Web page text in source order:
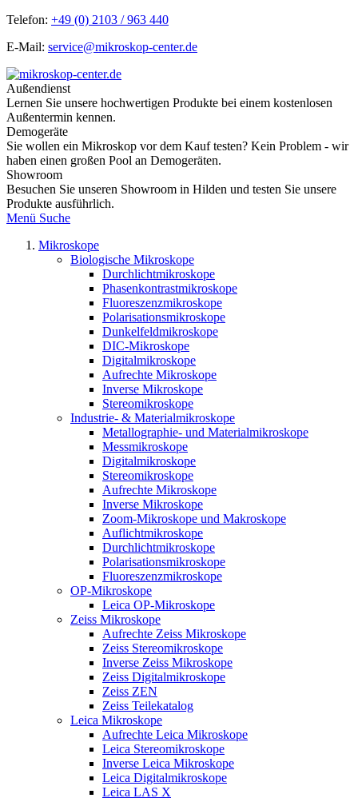
Telefon: +49 (0) 2103 / 963 440
E-Mail: service@mikroskop-center.de
Außendienst
Lernen Sie unsere hochwertigen Produkte bei einem kostenlosen
Außentermin kennen.
Demogeräte
Sie wollen ein Mikroskop vor dem Kauf testen? Kein Problem - wir
haben einen großen Pool an Demogeräten.
Showroom
Besuchen Sie unseren Showroom in Hilden und testen Sie unsere
Produkte ausführlich.
Menü Suche
Mikroskope
Biologische Mikroskope
Durchlichtmikroskope
Phasenkontrastmikroskope
Fluoreszenzmikroskope
Polarisationsmikroskope
Dunkelfeldmikroskope
DIC-Mikroskope
Digitalmikroskope
Aufrechte Mikroskope
Inverse Mikroskope
Stereomikroskope
Industrie- & Materialmikroskope
Metallographie- und Materialmikroskope
Messmikroskope
Digitalmikroskope
Stereomikroskope
Aufrechte Mikroskope
Inverse Mikroskope
Zoom-Mikroskope und Makroskope
Auflichtmikroskope
Durchlichtmikroskope
Polarisationsmikroskope
Fluoreszenzmikroskope
OP-Mikroskope
Leica OP-Mikroskope
Zeiss Mikroskope
Aufrechte Zeiss Mikroskope
Zeiss Stereomikroskope
Inverse Zeiss Mikroskope
Zeiss Digitalmikroskope
Zeiss ZEN
Zeiss Teilekatalog
Leica Mikroskope
Aufrechte Leica Mikroskope
Leica Stereomikroskope
Inverse Leica Mikroskope
Leica Digitalmikroskope
Leica LAS X